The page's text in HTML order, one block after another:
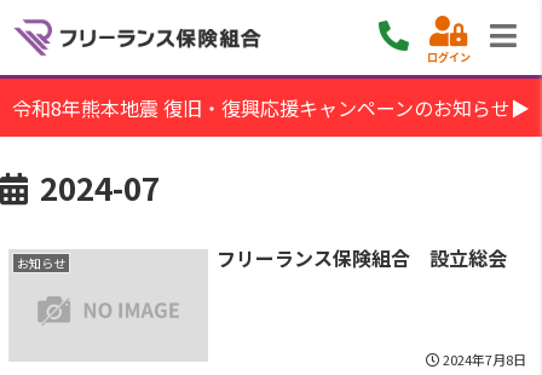
ログイン
令和8年熊本地震 復旧・復興応援キャンペーンのお知らせ▶
2024-07
お知らせ フリーランス保険組合 設立総会
2024年7月8日